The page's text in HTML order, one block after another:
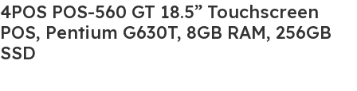
4POS POS-560 GT 18.5” Touchscreen
POS, Pentium G630T, 8GB RAM, 256GB
SSD